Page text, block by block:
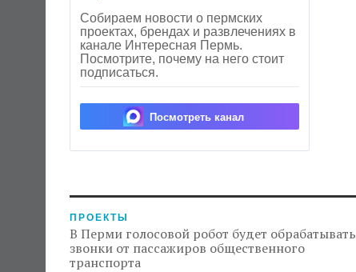
Собираем новости о пермских
проектах, брендах и развлечениях в
канале Интересная Пермь.
Посмотрите, почему на него стоит
подписаться.
Посмотреть канал
ПРОЕКТЫ
В Перми голосовой робот будет обрабатывать
звонки от пассажиров общественного
транспорта